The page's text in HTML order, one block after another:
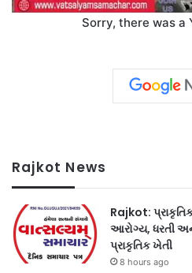
Sorry, there was a
Rajkot News
Rajkot:
આરોગ્ય, ધરતી
પ્રાકૃતિક ખેતી
8 hours ago